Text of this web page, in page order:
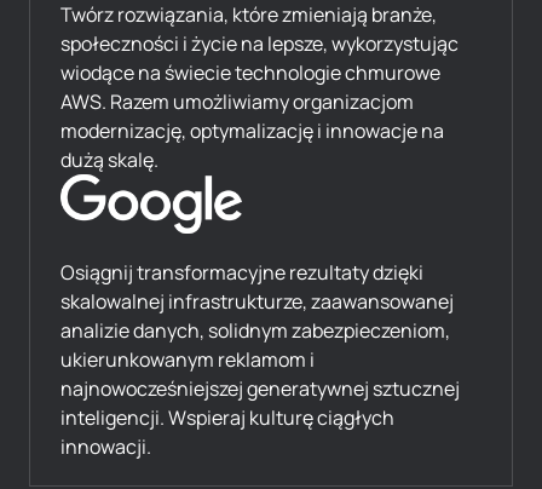
Twórz rozwiązania, które zmieniają branże,
społeczności i życie na lepsze, wykorzystując
wiodące na świecie technologie chmurowe
AWS. Razem umożliwiamy organizacjom
modernizację, optymalizację i innowacje na
dużą skalę.
Osiągnij transformacyjne rezultaty dzięki
skalowalnej infrastrukturze, zaawansowanej
analizie danych, solidnym zabezpieczeniom,
ukierunkowanym reklamom i
najnowocześniejszej generatywnej sztucznej
inteligencji. Wspieraj kulturę ciągłych
innowacji.